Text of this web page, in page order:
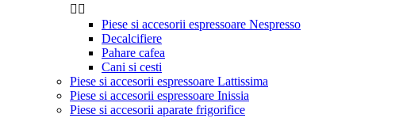
 
Piese si accesorii espressoare Nespresso
Decalcifiere
Pahare cafea
Cani si cesti
Piese si accesorii espressoare Lattissima
Piese si accesorii espressoare Inissia
Piese si accesorii aparate frigorifice